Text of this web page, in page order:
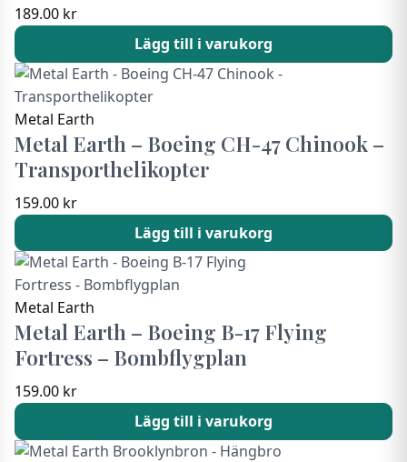
189.00 kr
Lägg till i varukorg
Metal Earth
Metal Earth – Boeing CH-47 Chinook –
Transporthelikopter
159.00 kr
Lägg till i varukorg
Metal Earth
Metal Earth – Boeing B-17 Flying
Fortress – Bombflygplan
159.00 kr
Lägg till i varukorg